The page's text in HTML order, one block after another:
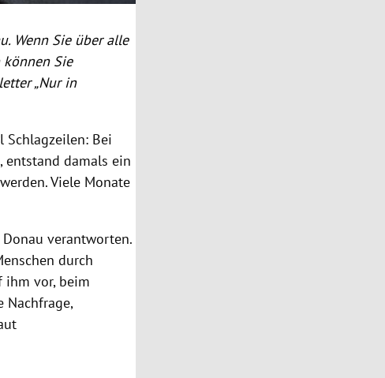
Wenn Sie über alle
Sie
„Nur in
Schlagzeilen: Bei
entstand damals ein
Viele Monate
verantworten.
durch
ihm vor, beim
Nachfrage,